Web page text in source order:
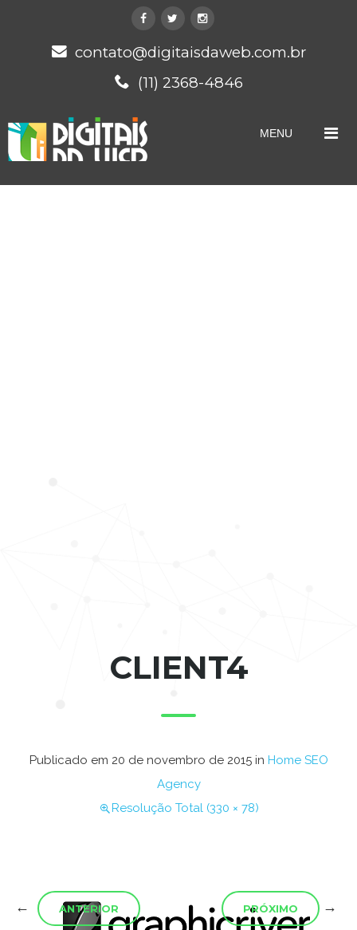
contato@digitaisdaweb.com.br
(11) 2368-4846
MENU
CLIENT4
Publicado em 20 de novembro de 2015in Home SEO
Agency
Resolução Total (330 × 78)
← ANTERIOR PRÓXIMO →